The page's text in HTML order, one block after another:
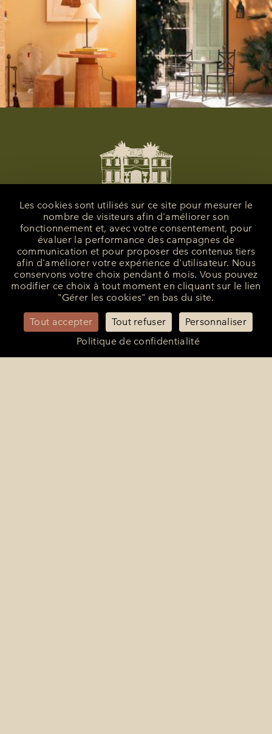
La Bastide de Saint-Tropez
25 Route des Carles
+33 (0)4 94 55 82 55
reception@bastidesaint-tropez.com
Contact Presse :philippine@latelierrp.com
Les cookies sont utilisés sur ce site pour mesurer le
nombre de visiteurs afin d'améliorer son
fonctionnement et, avec votre consentement, pour
évaluer la performance des campagnes de
communication et pour proposer des contenus tiers
afin d'améliorer votre expérience d'utilisateur. Nous
conservons votre choix pendant 6 mois. Vous pouvez
modifier ce choix à tout moment en cliquant sur le lien
"Gérer les cookies" en bas du site.
Tout accepter Tout refuser
Personnaliser
Politique de confidentialité